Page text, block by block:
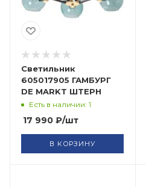
Светильник
605017905 ГАМБУРГ
DE MARKT ШТЕРН
Есть в наличии: 1
17 990 ₽/шт
В КОРЗИНУ